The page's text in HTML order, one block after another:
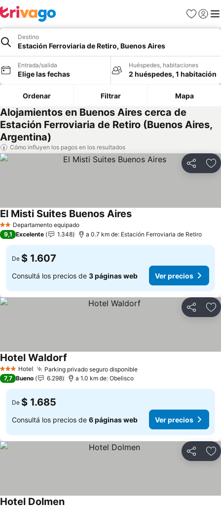
Favoritos
Iniciar
Destino
Estación Ferroviaria de Retiro, Buenos Aires
Entrada/salida
Elige las fechas
Huéspedes, habitaciones
2 huéspedes, 1 habitación
Ordenar Filtrar Mapa
Alojamientos en Buenos Aires cerca de
Estación Ferroviaria de Retiro (Buenos Aires,
Argentina)
Cómo influyen los pagos en los resultados
Compartir
2 EstrellasDepartamento equipado
El Misti Suites Buenos Aires
9,1 Excelente 1.348 a 0.7 km de: Estación Ferroviaria de Retiro
De $ 1.607
Consultá los precios de 3 páginas web Ver precios
Compartir
3 Estrellas
Hotel Parking privado seguro disponible
Hotel Waldorf
7,7 Bueno 6.298 a 1.0 km de: Obelisco
De $ 1.685
Consultá los precios de 6 páginas web Ver precios
Compartir
Hotel Dolmen